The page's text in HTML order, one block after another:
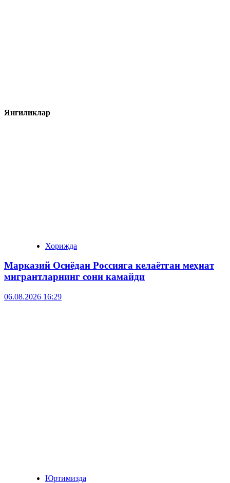
Янгиликлар
Хорижда
Марказий Осиёдан Россияга келаётган меҳнат
мигрантларнинг сони камайди
06.08.2026 16:29
Юртимизда